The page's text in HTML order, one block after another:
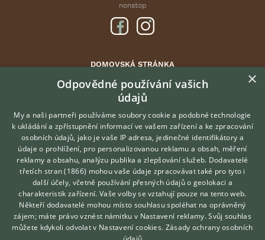
nonstop
DOMOVSKÁ STRÁNKA
INZERCE
DISKUSE
ČLÁNKY
ATLAS
O nás
Kontakt
Možnosti zvýraznění inzerátů
Podmínky užití
Zpracování osobních údajů
Hledáte zvířecího kamaráda?
Zdarma vám poradí
VETERINÁŘ ONLINE
KONZULTOVAT S
VETERINÁŘEM
×
Odpovědné používání vašich
údajů
My a naši partneři používáme soubory cookie a podobné technologie
k ukládání a zpřístupnění informací ve vašem zařízení a ke zpracování
osobních údajů, jako je vaše IP adresa, jedinečné identifikátory a
údaje o prohlížení, pro personalizovanou reklamu a obsah, měření
reklamy a obsahu, analýzu publika a zlepšování služeb. Dodavatelé
třetích stran (1866) mohou vaše údaje zpracovávat také pro tyto i
další účely, včetně používání přesných údajů o geolokaci a
charakteristik zařízení. Vaše volby se vztahují pouze na tento web.
Někteří dodavatelé mohou místo souhlasu spoléhat na oprávněný
zájem; máte právo vznést námitku v Nastavení reklamy. Svůj souhlas
můžete kdykoli odvolat v Nastavení cookies. Zásady ochrany osobních